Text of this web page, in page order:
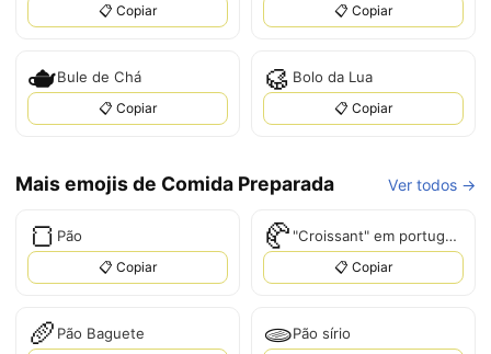
📋 Copiar 📋 Copiar
🫖Bule de Chá
📋 Copiar
🥮 Bolo da Lua
📋 Copiar
Mais emojis de Comida Preparada Ver todos →
🍞 Pão
📋 Copiar
🥐 "Croissant" em português é "Croissant".
📋 Copiar
🥖 Pão Baguete 🫓Pão sírio